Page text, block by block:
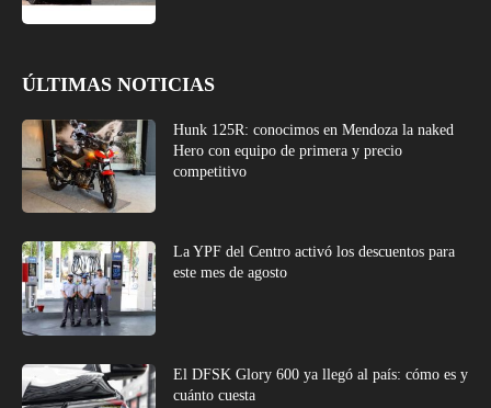
ÚLTIMAS NOTICIAS
Hunk 125R: conocimos en Mendoza la naked
Hero con equipo de primera y precio
competitivo
La YPF del Centro activó los descuentos para
este mes de agosto
El DFSK Glory 600 ya llegó al país: cómo es y
cuánto cuesta